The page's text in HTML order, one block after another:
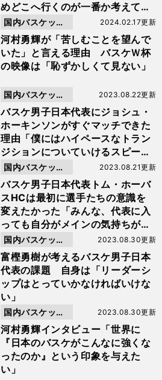
めどこへ行くのが一番か考えて選
択したい」
河村勇輝が「苦しむことを望んで
いた」と言える理由 バスケＷ杯
の映像は「恥ずかしくて見ない」
2024.02.17更新
国内バスケット
ボール
バスケ男子日本代表にジョシュ・
ホーキンソンがすぐマッチできた
理由「僕にはハイペースなトラン
ジションについていけるスピード
がある」
2023.08.22更新
国内バスケット
ボール
バスケ男子日本代表トム・ホーバ
スHCは最初に選手たちの意識を
変えたかった「みんな、代表に入
っても自分がメインの気持ちがな
かった」
2023.08.21更新
国内バスケット
ボール
富樫勇樹が考えるバスケ男子日本
代表の課題 自身は「リーダーシ
ップはとっていかなければいけな
い」
2023.08.30更新
国内バスケット
ボール
河村勇輝インタビュー「世界に
『日本のバスケがこんなに強くな
ったのか』という印象を与えた
い」
2023.08.30更新
国内バスケット
ボール